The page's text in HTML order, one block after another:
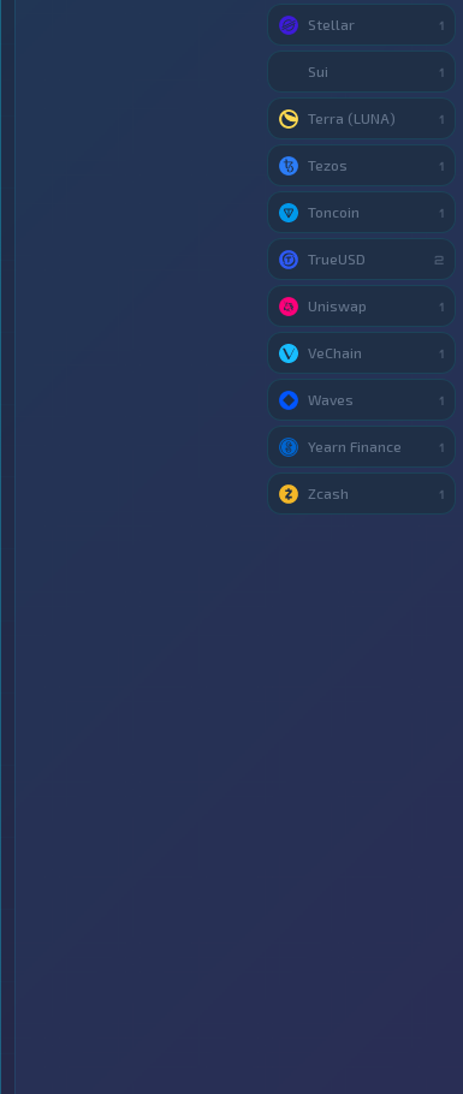
Stellar 1
Sui 1
Terra (LUNA) 1
Tezos 1
Toncoin 1
TrueUSD 2
Uniswap 1
VeChain 1
Waves 1
Yearn Finance 1
Zcash 1